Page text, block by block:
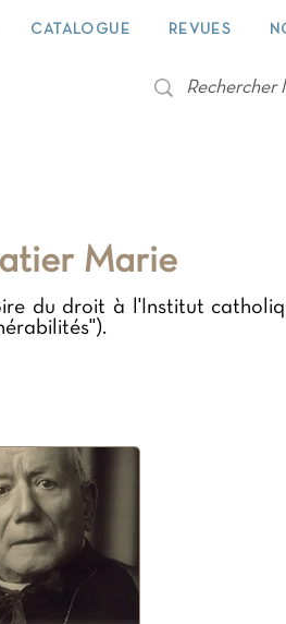
CATALOGUE REVUES
Marie
du droit à l'Institut